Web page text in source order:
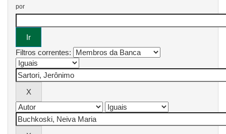
por
Filtros correntes: